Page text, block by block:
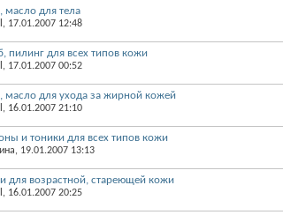
масло для тела
, 17.01.2007 12:48
пилинг для всех типов кожи
, 17.01.2007 00:52
масло для ухода за жирной кожей
, 16.01.2007 21:10
и тоники для всех типов кожи
, 19.01.2007 13:13
для возрастной, стареющей кожи
, 16.01.2007 20:25